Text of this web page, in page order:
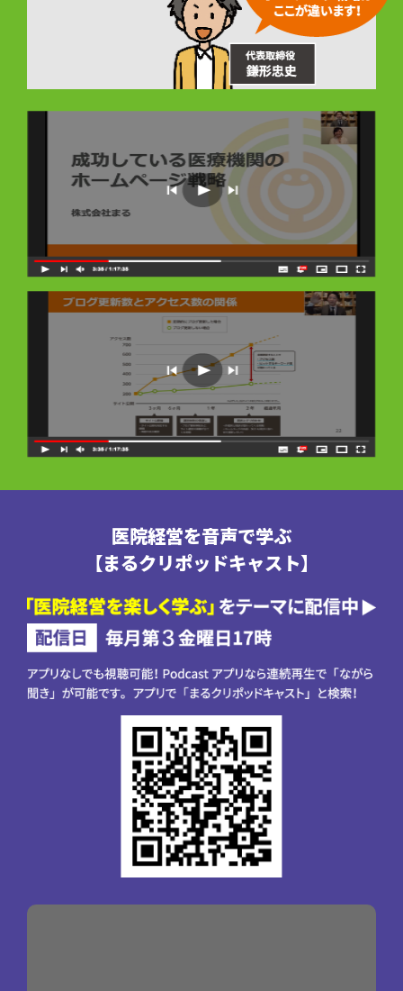
医院経営を音声で学ぶ
【まるクリポッドキャスト】